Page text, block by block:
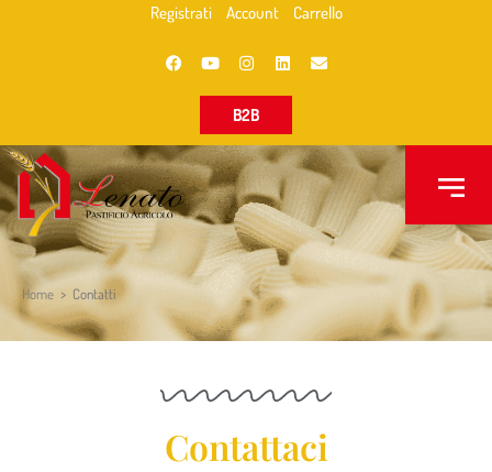
Registrati Account Carrello
B2B
Home > Contatti
Contattaci